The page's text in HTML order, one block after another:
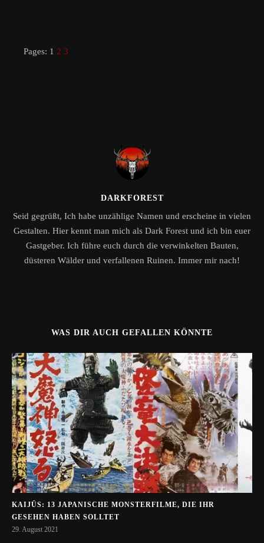
Pages: 1 2 3
DARKFOREST
Seid gegrüßt, Ich habe unzählige Namen und erscheine in vielen
Gestalten. Hier kennt man mich als Dark Forest und ich bin euer
Gastgeber. Ich führe euch durch die verwinkelten Bauten,
düsteren Wälder und verfallenen Ruinen. Immer mir nach!
WAS DIR AUCH GEFALLEN KÖNNTE
KAIJŪS: 13 JAPANISCHE MONSTERFILME, DIE IHR
GESEHEN HABEN SOLLTET
29. August 2021